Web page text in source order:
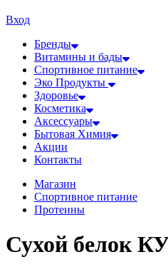
Вход
Бренды
Витамины и бады
Спортивное питание
Эко Продукты
Здоровье
Косметика
Аксессуары
Бытовая Химия
Акции
Контакты
Магазин
Спортивное питание
Протеины
Сухой белок